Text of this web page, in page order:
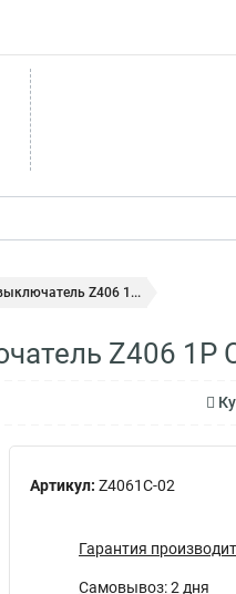
Z406 1...
Z406 1Р
Артикул: Z4061C-02
Гарантия
Самовывоз: 2 дня